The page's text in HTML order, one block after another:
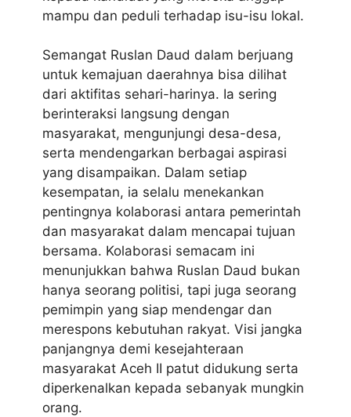
mampu dan peduli terhadap isu-isu lokal.
Semangat Ruslan Daud dalam berjuang
untuk kemajuan daerahnya bisa dilihat
dari aktifitas sehari-harinya. Ia sering
berinteraksi langsung dengan
masyarakat, mengunjungi desa-desa,
serta mendengarkan berbagai aspirasi
yang disampaikan. Dalam setiap
kesempatan, ia selalu menekankan
pentingnya kolaborasi antara pemerintah
dan masyarakat dalam mencapai tujuan
bersama. Kolaborasi semacam ini
menunjukkan bahwa Ruslan Daud bukan
hanya seorang politisi, tapi juga seorang
pemimpin yang siap mendengar dan
merespons kebutuhan rakyat. Visi jangka
panjangnya demi kesejahteraan
masyarakat Aceh II patut didukung serta
diperkenalkan kepada sebanyak mungkin
orang.